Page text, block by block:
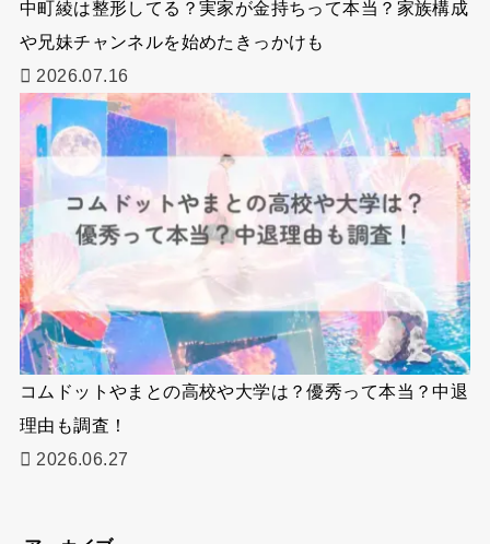
中町綾は整形してる？実家が金持ちって本当？家族構成
や兄妹チャンネルを始めたきっかけも
2026.07.16
コムドットやまとの高校や大学は？優秀って本当？中退
理由も調査！
2026.06.27